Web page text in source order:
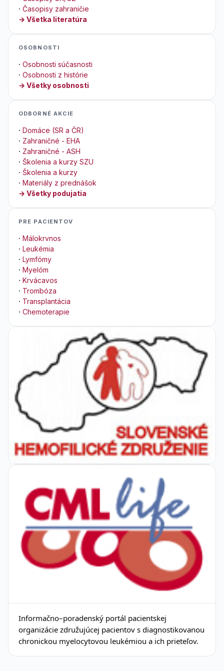
· Časopisy zahraničie
→ Všetka literatúra
OSOBNOSTI
· Osobnosti súčasnosti
· Osobnosti z histórie
→ Všetky osobnosti
ODBORNÉ AKCIE
· Domáce (SR a ČR)
· Zahraničné - EHA
· Zahraničné - ASH
· Školenia a kurzy SZU
· Školenia a kurzy
· Materiály z prednášok
→ Všetky podujatia
PRE PACIENTOV
· Málokrvnos
· Leukémia
· Lymfómy
· Myelóm
· Krvácavos
· Trombóza
· Transplantácia
· Chemoterapie
Informačno–poradenský portál pacientskej
organizácie združujúcej pacientov s diagnostikovanou
chronickou myelocytovou leukémiou a ich prieteľov.